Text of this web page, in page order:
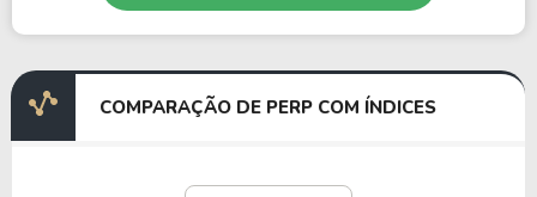
COMPARAÇÃO DE PERP COM ÍNDICES